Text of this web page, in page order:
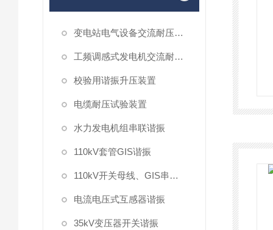
变电站电气设备交流耐压谐振装置
工频调感式发电机交流耐压装置
校验用谐振升压装置
电缆耐压试验装置
水力发电机组串联谐振
110kV套管GIS谐振
110kV开关母线、GIS串联谐振
电流电压式互感器谐振
35kV变压器开关谐振